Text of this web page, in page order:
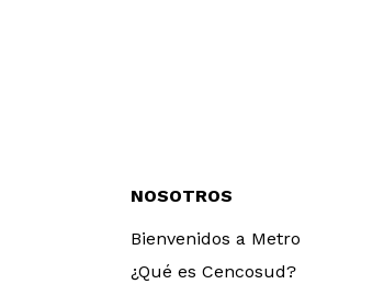
NOSOTROS
Bienvenidos a Metro
¿Qué es Cencosud?